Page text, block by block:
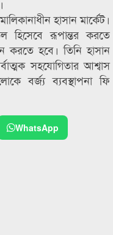
হাসান মার্কেট।
হিসেবে রূপান্তর করতে
করতে হবে। তিনি হাসান
সহযোগিতার আশ্বাস
বর্জ্য ব্যবস্থাপনা ফি
WhatsApp